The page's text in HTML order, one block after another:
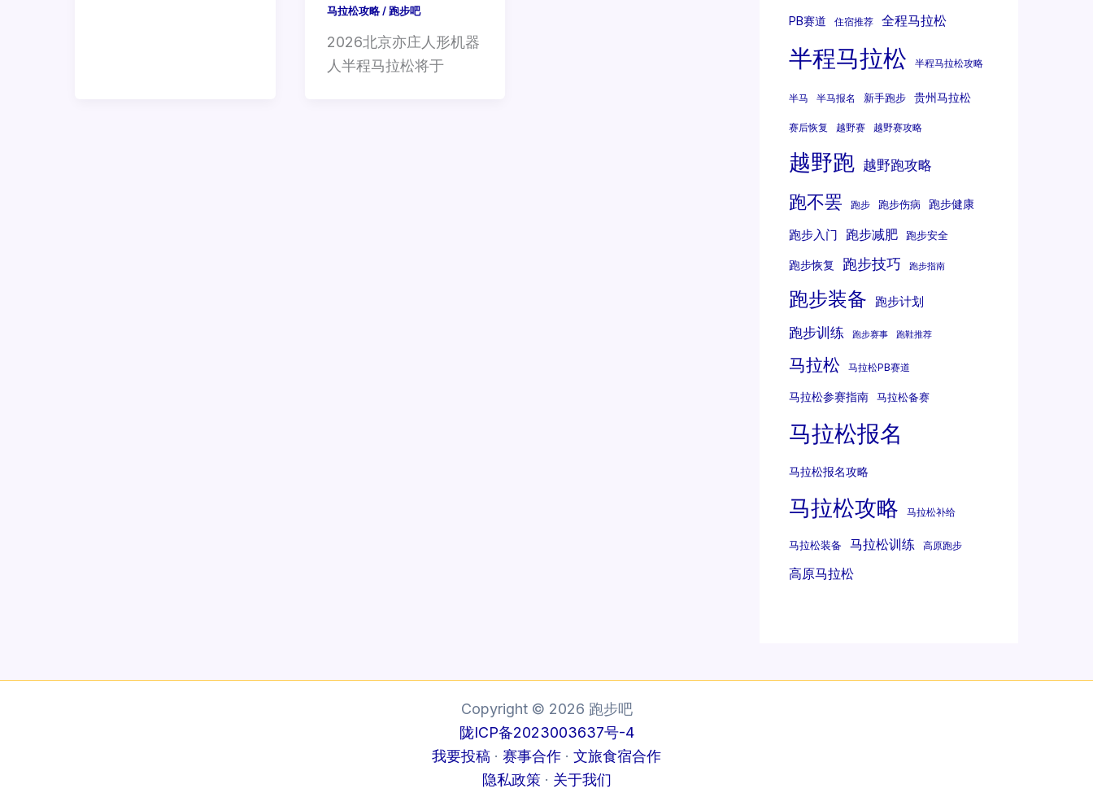
马拉松攻略/ 跑步吧
2026北京亦庄人形机器
人半程马拉松将于
PB赛道 住宿推荐 全程马拉松
半程马拉松 半程马拉松攻略
半马 半马报名 新手跑步 贵州马拉松
赛后恢复 越野赛 越野赛攻略
越野跑 越野跑攻略
跑不罢 跑步 跑步伤病 跑步健康
跑步入门 跑步减肥 跑步安全
跑步恢复 跑步技巧 跑步指南
跑步装备 跑步计划
跑步训练 跑步赛事 跑鞋推荐
马拉松 马拉松PB赛道
马拉松参赛指南 马拉松备赛
马拉松报名
马拉松报名攻略
马拉松攻略 马拉松补给
马拉松装备 马拉松训练 高原跑步
高原马拉松
Copyright © 2026 跑步吧
陇ICP备2023003637号-4
我要投稿 · 赛事合作 · 文旅食宿合作
隐私政策· 关于我们